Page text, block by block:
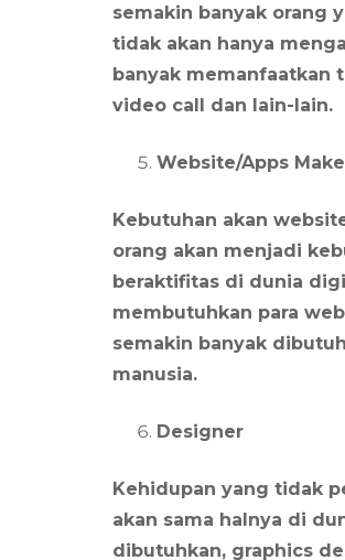
semakin banyak orang
tidak akan hanya
banyak memanfaatkan
video call dan lain-lain.
Website/Apps
Kebutuhan akan
orang akan menjadi
beraktifitas di dunia
membutuhkan para
semakin banyak
manusia.
Designer
Kehidupan yang tidak
akan sama halnya di
dibutuhkan, graphics